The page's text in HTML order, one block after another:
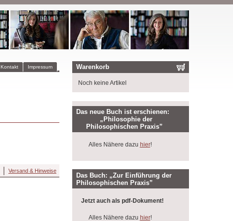
Impressum
Kontakt
Versand & Hinweise
Warenkorb
Noch keine Artikel
Das neue Buch ist erschienen:
„Philosophie der
Philosophischen Praxis”
Alles Nähere dazu hier!
Das Buch: „Zur Einführung der
Philosophischen Praxis”
Jetzt auch als pdf-Dokument!
Alles Nähere dazu hier!